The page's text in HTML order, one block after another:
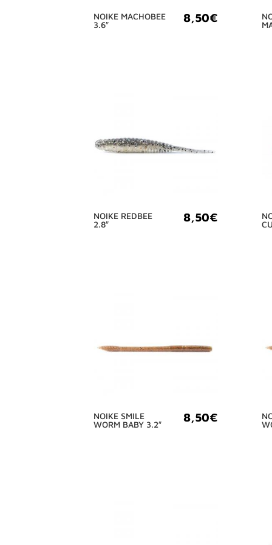
NOIKE MACHOBEE
3.6″
8,50€
NOIKE REDBEE
2.8″
8,50€
NOIKE SMILE
WORM BABY 3.2″
8,50€